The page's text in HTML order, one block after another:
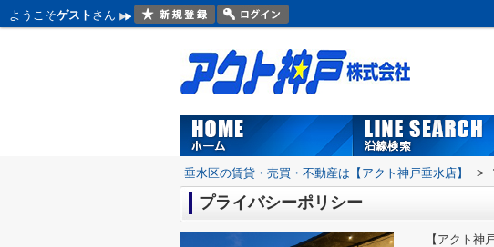
ようこそゲスト さん
垂水区の賃貸・売買・不動産は【アクト神戸垂水店】 >
プライバシーポリシー
【アクト